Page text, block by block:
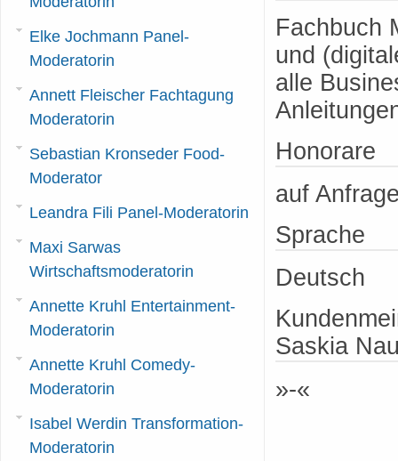
Fachbuch
und
alle
Honorare
auf
Sprache
Deutsch
Saskia
»-«
Elke Jochmann Panel-
Moderatorin
Annett Fleischer Fachtagung
Moderatorin
Sebastian Kronseder Food-
Moderator
Leandra Fili Panel-Moderatorin
Maxi Sarwas
Wirtschaftsmoderatorin
Annette Kruhl Entertainment-
Moderatorin
Annette Kruhl Comedy-
Moderatorin
Isabel Werdin Transformation-
Moderatorin